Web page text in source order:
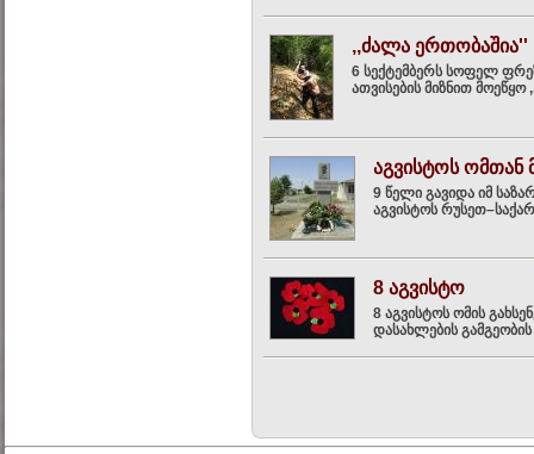
,,ძალა ერთობაშია''
6 სექტემბერს სოფელ
ათვისების მიზნით
აგვისტოს ომთან
9 წელი გავიდა იმ
აგვისტოს
8 აგვისტო
8 აგვისტოს ომის
დასახლების